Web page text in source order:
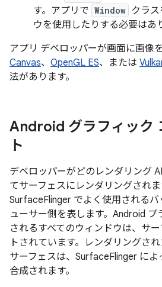
す。アプリで Window クラ
ウを使用したりする必要はあ
アプリ デベロッパーが画面に画像
Canvas、 OpenGL ES、または
法があります。
Android グラフィック
ト
デベロッパーがどのレンダリング
てサーフェスにレンダリングされま
SurfaceFlinger でよく使用される
ューサー側を表します。Android
されるすべてのウィンドウは、サ
トされています。レンダリングさ
サーフェスは、SurfaceFlinger に
合成されます。